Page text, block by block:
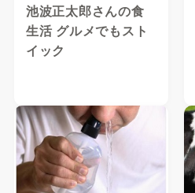
池波正太郎さんの食
生活 グルメでもスト
イック